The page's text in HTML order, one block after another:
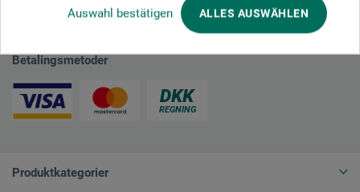
Auswahl bestätigen ALLES AUSWÄHLEN
Betalingsmetoder
Produktkategorier